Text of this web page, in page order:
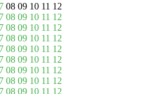
08 09 10 11 12
08 09 10 11 12
08 09 10 11 12
08 09 10 11 12
08 09 10 11 12
08 09 10 11 12
08 09 10 11 12
08 09 10 11 12
08 09 10 11 12